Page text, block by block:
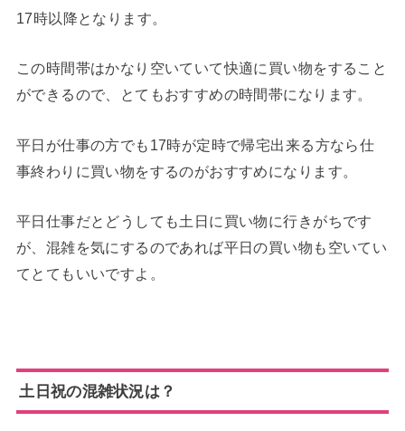
17時以降となります。
この時間帯はかなり空いていて快適に買い物をすること
ができるので、とてもおすすめの時間帯になります。
平日が仕事の方でも17時が定時で帰宅出来る方なら仕
事終わりに買い物をするのがおすすめになります。
平日仕事だとどうしても土日に買い物に行きがちです
が、混雑を気にするのであれば平日の買い物も空いてい
てとてもいいですよ。
土日祝の混雑状況は？